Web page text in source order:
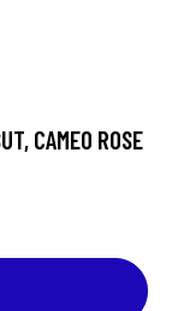
CAMEO ROSE